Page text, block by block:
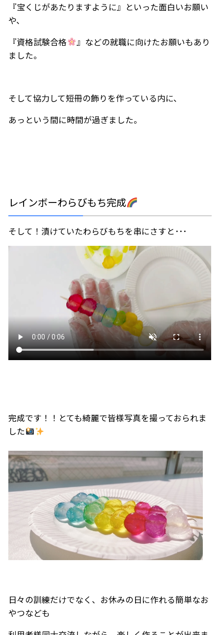
『宝くじがあたりますように』といった面白いお願い
や、
『資格試験合格
』などの就職に向けたお願いもあり
ました。
そして協力して短冊の飾りを作っている内に、
あっという間に時間が過ぎました。
レインボーわらびもち完成
そして！漬けていたわらびもちを串にさすと･･･
完成です！！とても綺麗で皆様写真を撮っておられま
した
日々の訓練だけでなく、お休みの日に作れる簡単なお
やつなども